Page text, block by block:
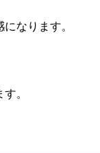
なります。
。